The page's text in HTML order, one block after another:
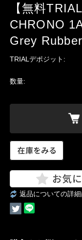
【無料
CHRONO
Grey
TRIALデポジット:
数量:
返品についての詳